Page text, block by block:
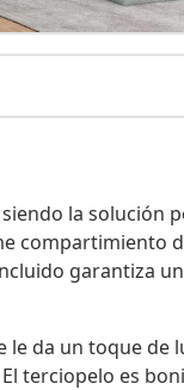
la solución
compartimiento
garantiza
le da un toque de
terciopelo es